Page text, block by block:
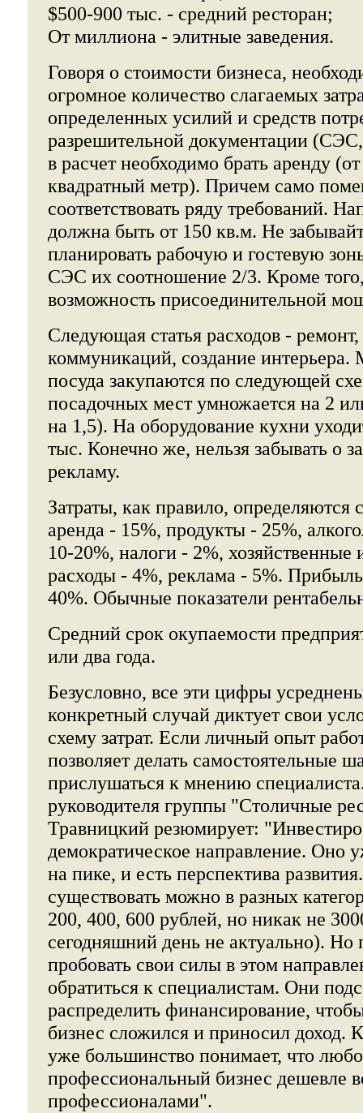
$500-900 тыс. - средний ресторан;
От миллиона - элитные заведения.
Говоря о стоимости бизнеса,
огромное количество слагаемых
определенных усилий и средств
разрешительной документации
в расчет необходимо брать аренду
квадратный метр). Причем само
соответствовать ряду требований.
должна быть от 150 кв.м. Не
планировать рабочую и гостевую
СЭС их соотношение 2/3. Кроме
возможность присоединительной
Следующая статья расходов -
коммуникаций, создание интерьера.
посуда закупаются по следующей
посадочных мест умножается на 2
на 1,5). На оборудование кухни
тыс. Конечно же, нельзя забывать о
рекламу.
Затраты, как правило,
аренда - 15%, продукты - 25%,
10-20%, налоги - 2%, хозяйственные
расходы - 4%, реклама - 5%. Прибыль
40%. Обычные показатели
Средний срок окупаемости
или два года.
Безусловно, все эти цифры
конкретный случай диктует свои
схему затрат. Если личный опыт
позволяет делать самостоятельные
прислушаться к мнению
руководителя группы "Столичные
Травницкий резюмирует:
демократическое направление. Оно
на пике, и есть перспектива
существовать можно в разных
200, 400, 600 рублей, но никак не
сегодняшний день не актуально). Но
пробовать свои силы в этом
обратиться к специалистам. Они
распределить финансирование,
бизнес сложился и приносил доход.
уже большинство понимает, что
профессиональный бизнес дешевле
профессионалами".